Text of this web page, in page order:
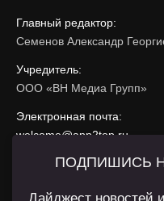
Главный редактор:
Семенов Александр
Учредитель:
ООО «ВН Медиа Групп»
Электронная почта:
welcome@app2top.ru
При использовании
ПОДПИШИСЬ